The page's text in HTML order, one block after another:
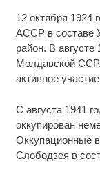
12 октября 1924
АССР в составе
район. В августе
Молдавской
активное
С августа 1941
оккупирован
Оккупационные
Слободзея в